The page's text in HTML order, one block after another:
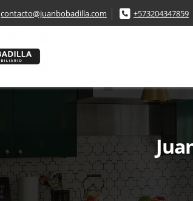
contacto@juanbobadilla.com +573204347859